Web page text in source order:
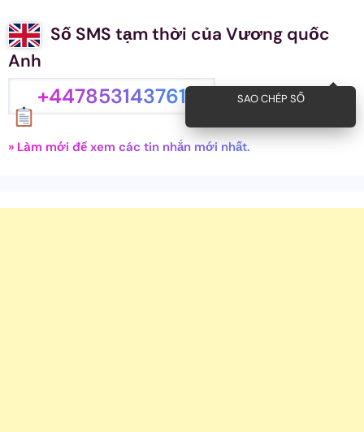
Số SMS tạm thời của Vương quốc
Anh
+447853143761 SAO CHÉP SỐ
» Làm mới để xem các tin nhắn mới nhất.